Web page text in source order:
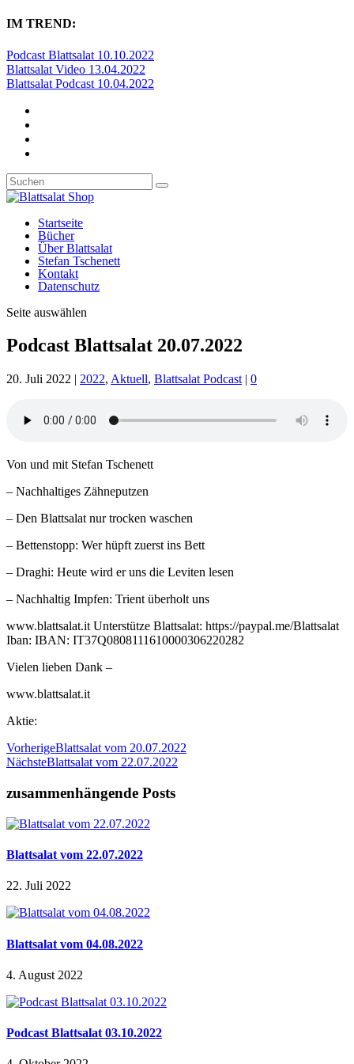
IM TREND:
Podcast Blattsalat 10.10.2022
Blattsalat Video 13.04.2022
Blattsalat Podcast 10.04.2022
Startseite
Bücher
Über Blattsalat
Stefan Tschenett
Kontakt
Datenschutz
Seite auswählen
Podcast Blattsalat 20.07.2022
20. Juli 2022 | 2022, Aktuell, Blattsalat Podcast | 0
Von und mit Stefan Tschenett
– Nachhaltiges Zähneputzen
– Den Blattsalat nur trocken waschen
– Bettenstopp: Wer hüpft zuerst ins Bett
– Draghi: Heute wird er uns die Leviten lesen
– Nachhaltig Impfen: Trient überholt uns
www.blattsalat.it Unterstütze Blattsalat: https://paypal.me/Blattsalat
Iban: IBAN: IT37Q0808111610000306220282
Vielen lieben Dank –
www.blattsalat.it
Aktie:
VorherigeBlattsalat vom 20.07.2022
NächsteBlattsalat vom 22.07.2022
zusammenhängende Posts
Blattsalat vom 22.07.2022
22. Juli 2022
Blattsalat vom 04.08.2022
4. August 2022
Podcast Blattsalat 03.10.2022